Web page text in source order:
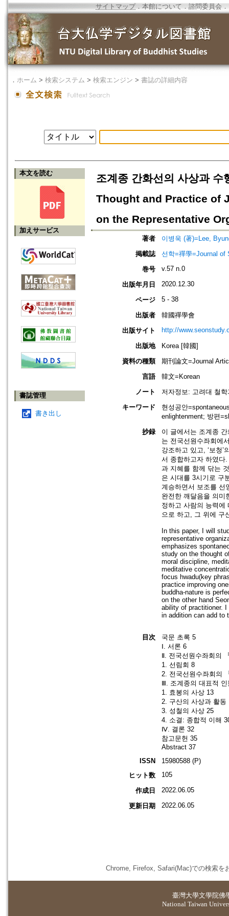
サイトマップ．本館について ． 諮問委員会 ．
． ホーム > 検索システム > 検索エンジン > 書誌の詳細内容
本文を読む
加えサービス
書誌管理
書き出し
조계종 간화선의 사상과
Thought and Practice of
on the Representative
著者
이병욱 (著)=Lee,
掲載誌
선학=禪學=Journal of
巻号
v.57 n.0
出版年月日 2020.12.30
ページ 5 - 38
出版者
韓國禪學會
出版サイト
http://
出版地
Korea [韓國]
資料の種類
期刊論文=Journal
言語
韓文=Korean
ノート
저자정보: 고려대 철
キーワード
현성공안
enlightenment; 방편
抄録
이 글에서는 조계종
는 전국선원수좌회에
강조하고 있고, ‘보청
서 종합하고자 하였다
과 지혜를 함께 닦는
은 시대를 3시기로 구
계승하면서 보조를 선
완전한 깨달음을 의미
정하고 사람의 능력에
으로 하고, 그 위에 구
In this paper, I will
representative
emphasizes
study on the thought
moral discipline,
meditative
focus hwadu(key
practice improving
buddha-nature is
on the other hand
ability of practitioner.
in addition can add to
目次
국문 초록 5
Ⅰ. 서론 6
Ⅱ. 전국선원수좌회의
1. 선림회 8
2. 전국선원수좌회의
Ⅲ. 조계종의 대표적 인
1. 효봉의 사상 13
2. 구산의 사상과 활동
3. 성철의 사상 25
4. 소결: 종합적 이해
Ⅳ. 결론 32
참고문헌 35
Abstract 37
ISSN
15980588 (P)
ヒット数
105
作成日 2022.06.05
更新日期 2022.06.05
Chrome, Firefox, Safari(Mac)での検索を
臺灣大學文學院佛
National Taiwan